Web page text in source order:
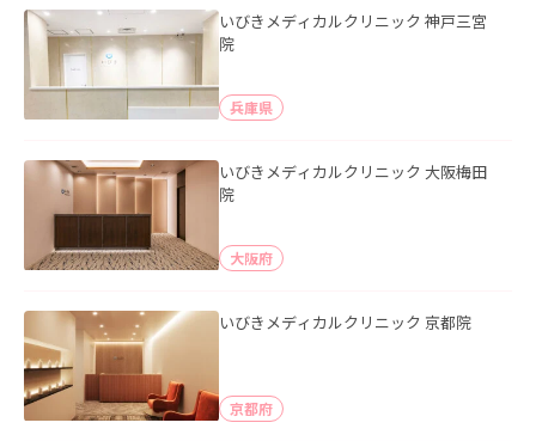
いびきメディカルクリニック 神戸三宮
院
兵庫県
いびきメディカルクリニック 大阪梅田
院
大阪府
いびきメディカルクリニック 京都院
京都府